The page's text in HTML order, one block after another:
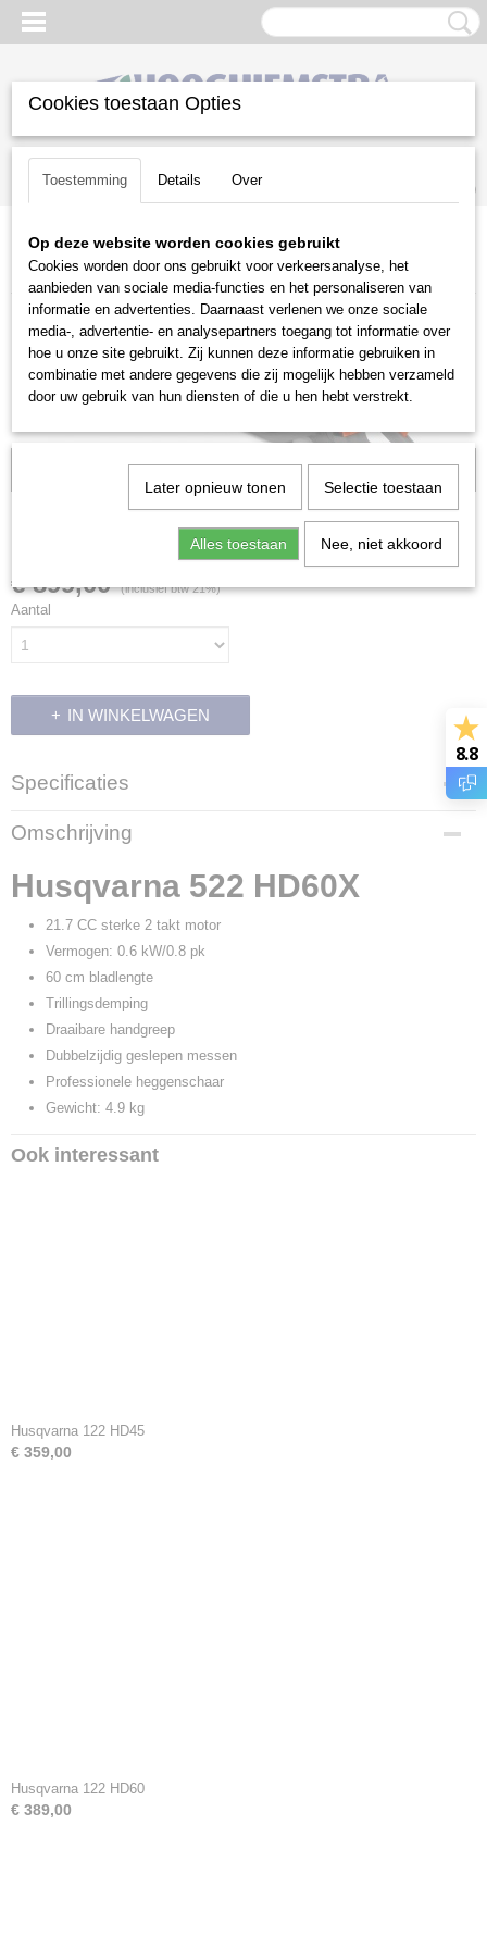
Inloggen Registreren
(0)
Home >Snoeien en Zagen> Heggenscharen>
Benzine heggenscharen>Husqvarna 522 HD60X
Voorraad: 0
Husqvarna 522 HD60X
€ 899,00 (inclusief btw 21%)
Aantal
IN WINKELWAGEN
Specificaties
Productcode
9676587-01
EAN code
739173633193
Productcode leverancier
Omschrijving
Husqvarna 522 HD60X
21.7 CC sterke 2 takt motor
Vermogen: 0.6 kW/0.8 pk
60 cm bladlengte
Trillingsdemping
Draaibare handgreep
Dubbelzijdig geslepen messen
Professionele heggenschaar
Gewicht: 4.9 kg
Ook interessant
Husqvarna 122 HD45
€ 359,00
Husqvarna 122 HD60
€ 389,00
8.8
Cookies toestaan Opties
Toestemming Details Over
Op deze website worden cookies gebruikt
Cookies worden door ons gebruikt voor verkeersanalyse, het
aanbieden van sociale media-functies en het personaliseren van
informatie en advertenties. Daarnaast verlenen we onze sociale
media-, advertentie- en analysepartners toegang tot informatie over
hoe u onze site gebruikt. Zij kunnen deze informatie gebruiken in
combinatie met andere gegevens die zij mogelijk hebben verzameld
door uw gebruik van hun diensten of die u hen hebt verstrekt.
Later opnieuw tonen Selectie toestaan
Alles toestaan Nee, niet akkoord